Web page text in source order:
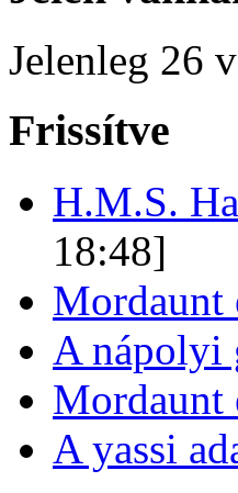
Jelenleg 26
Frissítve
H.M.S.
18:48]
Mordaunt
A nápolyi
Mordaunt
A yassi